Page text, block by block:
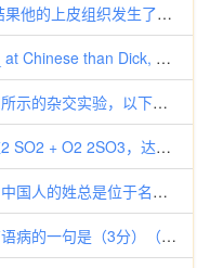
李欣经常偏食，结果他的上皮组织发生了角质化，皮肤粗糙，而且还出现皮下血管出血。这是由于他偏食，造成体内缺乏(
Lucyis ________ at Chinese than Dick, but _________ at Math
孟德尔做了如下图所示的杂交实验，以下描述正确的是()A．所结豆荚细胞的基因型由植株A与植株B决定 B．所结豆荚细胞的基因
一定温度下，反应2 SO2 + O2 2SO3，达到平衡时，n（SO2）：n（O2）：n（SO3）=2：3：4。缩小体积
姓名是人的符号，中国人的姓总是位于名字之前，而不像西方那样，位于名字之后。中国人重视姓氏的现象体现了 A．男尊女卑
下列各句中，没有语病的一句是（3分）（ ） A．扶贫工作组的同志经常到农村了解情况，他们的足迹踏遍了大江南北。 B. 因